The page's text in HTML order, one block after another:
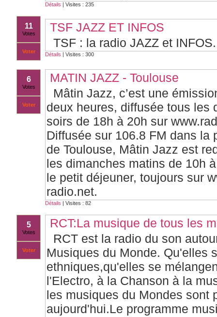
Détails | Visites : 235
11
Votes
Voter
TSF JAZZ ET INFOS
TSF : la radio JAZZ et INFOS.
Détails | Visites : 300
6
Votes
Voter
MATIN JAZZ - Toulouse
Mâtin Jazz, c’est une
deux heures, diffusée tous les
soirs de 18h à 20h sur
Diffusée sur 106.8 FM dans la
de Toulouse, Mâtin Jazz est
les dimanches matins de 10h
le petit déjeuner, toujours sur
radio.net.
Détails | Visites : 82
5
Votes
Voter
RCT:La musique de tous les
RCT est la radio du son
Musiques du Monde. Qu'elles
ethniques,qu'elles se
l'Electro, à la Chanson à la
les musiques du Mondes sont
aujourd'hui.Le programme